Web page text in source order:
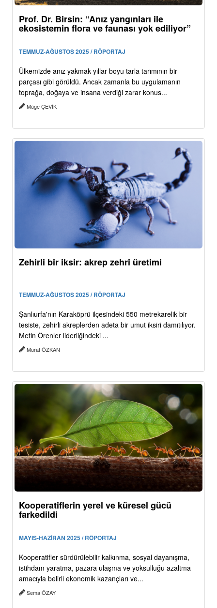
Prof. Dr. Birsin: “Anız yangınları ile
ekosistemin flora ve faunası yok ediliyor”
TEMMUZ-AĞUSTOS 2025 / RÖPORTAJ
Ülkemizde anız yakmak yıllar boyu tarla tarımının bir
parçası gibi görüldü. Ancak zamanla bu uygulamanın
toprağa, doğaya ve insana verdiği zarar konus...
Müge ÇEVİK
Zehirli bir iksir: akrep zehri üretimi
TEMMUZ-AĞUSTOS 2025 / RÖPORTAJ
Şanlıurfa'nın Karaköprü ilçesindeki 550 metrekarelik bir
tesiste, zehirli akreplerden adeta bir umut iksiri damıtılıyor.
Metin Örenler liderliğindeki ...
Murat ÖZKAN
Kooperatiflerin yerel ve küresel gücü
farkedildi
MAYIS-HAZİRAN 2025 / RÖPORTAJ
Kooperatifler sürdürülebilir kalkınma, sosyal dayanışma,
istihdam yaratma, pazara ulaşma ve yoksulluğu azaltma
amacıyla belirli ekonomik kazançları ve...
Sema ÖZAY